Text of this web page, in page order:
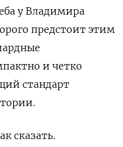
у Владимира
предстоит этим
и четко
стандарт
сказать.